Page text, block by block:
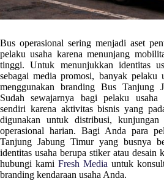
Bus operasional sering menjadi aset
pelaku usaha karena menunjang
tinggi. Untuk menunjukkan identitas
sebagai media promosi, banyak pelaku
menggunakan branding BusTanjung
Sudah sewajarnya bagi pelaku
sendiri karena aktivitas bisnis yang
digunakan untuk distribusi,
operasional harian. Bagi Anda para
Tanjung Jabung Timur yang busnya
identitas usaha berupa stiker atau desain
hubungi kami Fresh Media untuk
branding kendaraan usaha Anda.